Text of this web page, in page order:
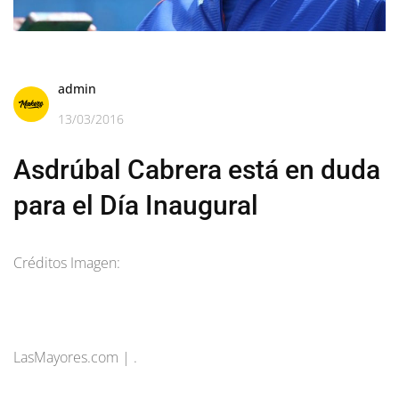
admin
13/03/2016
Asdrúbal Cabrera está en duda
para el Día Inaugural
Créditos Imagen:
LasMayores.com | .